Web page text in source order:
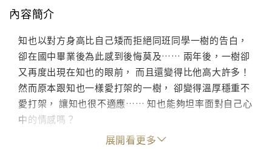
內容簡介
知也以對方身高比自己矮而拒絕同班同學一樹的告白，
卻在國中畢業後為此感到後悔莫及…… 兩年後，一樹卻
又再度出現在知也的眼前， 而且還變得比他高大許多！
然而原本跟知也一樣愛打架的一樹， 卻變得溫厚穩重不
愛打架， 讓知也很不適應…… 知也能夠坦率面對自己心
中的情感嗎？
展開看更多